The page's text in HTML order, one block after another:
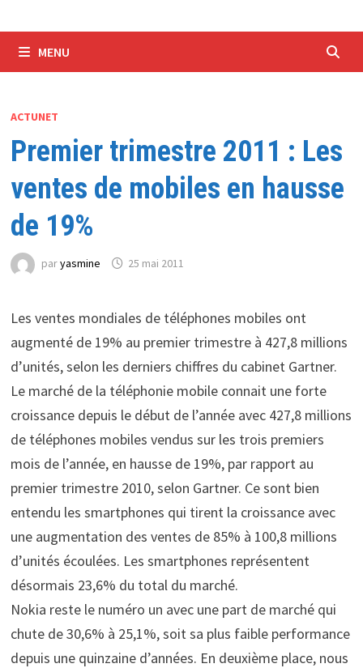
MENU
ACTUNET
Premier trimestre 2011 : Les
ventes de mobiles en hausse
de 19%
paryasmine 25 mai 2011
Les ventes mondiales de téléphones mobiles ont
augmenté de 19% au premier trimestre à 427,8 millions
d’unités, selon les derniers chiffres du cabinet Gartner.
Le marché de la téléphonie mobile connait une forte
croissance depuis le début de l’année avec 427,8 millions
de téléphones mobiles vendus sur les trois premiers
mois de l’année, en hausse de 19%, par rapport au
premier trimestre 2010, selon Gartner. Ce sont bien
entendu les smartphones qui tirent la croissance avec
une augmentation des ventes de 85% à 100,8 millions
d’unités écoulées. Les smartphones représentent
désormais 23,6% du total du marché.
Nokia reste le numéro un avec une part de marché qui
chute de 30,6% à 25,1%, soit sa plus faible performance
depuis une quinzaine d’années. En deuxième place, nous